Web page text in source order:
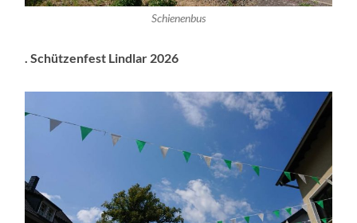
Schienenbus
. Schützenfest Lindlar 2026